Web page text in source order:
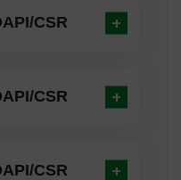
CSR
CSR
CSR